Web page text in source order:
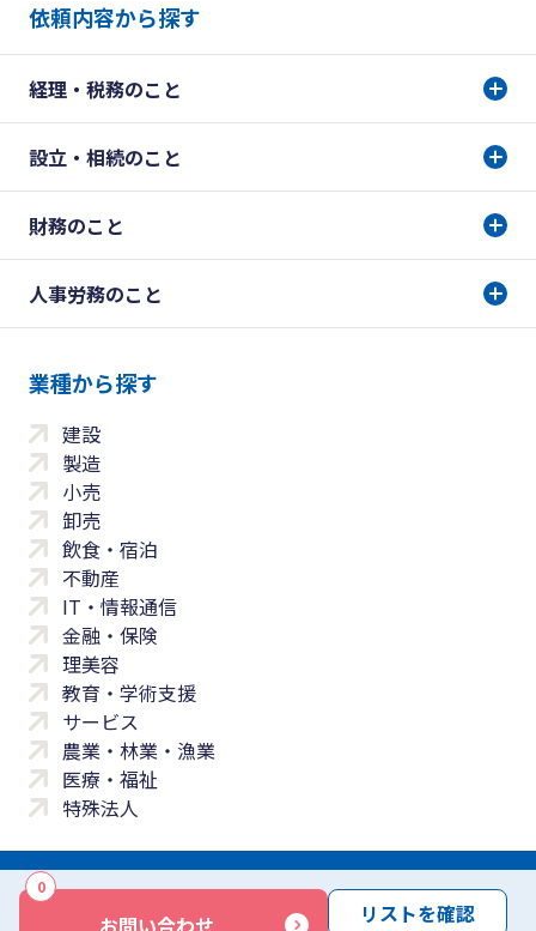
お問い合わせ
0
リストを確認
依頼内容から探す
経理・税務のこと
設立・相続のこと
財務のこと
人事労務のこと
業種から探す
建設
製造
小売
卸売
飲食・宿泊
不動産
IT・情報通信
金融・保険
理美容
教育・学術支援
サービス
農業・林業・漁業
医療・福祉
特殊法人
サイトマップ 免責事項 サービス利用規約